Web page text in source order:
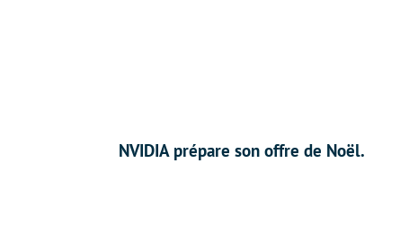
NVIDIA prépare son offre de Noël.